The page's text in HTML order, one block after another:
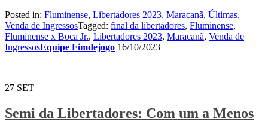
Posted in: Fluminense, Libertadores 2023, Maracanã, Últimas,
Venda de IngressosTagged: final da libertadores, Fluminense,
Fluminense x Boca Jr., Libertadores 2023, Maracanã, Venda de
IngressosEquipe Fimdejogo 16/10/2023
27 SET
Semi da Libertadores: Com um a Menos